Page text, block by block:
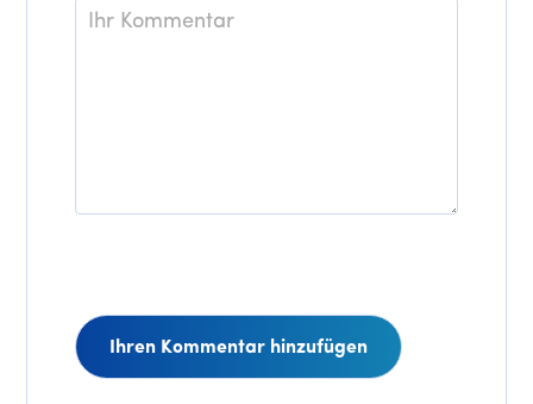
Kommentar